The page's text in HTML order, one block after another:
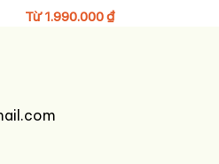
nước.
Từ1.990.000₫